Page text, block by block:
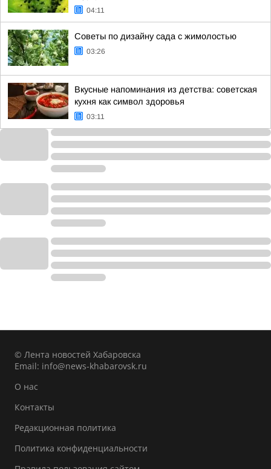
04:11
Советы по дизайну сада с жимолостью
03:26
Вкусные напоминания из детства: советская
кухня как символ здоровья
03:11
© Лента новостей Хабаровска
Email: info@news-khabarovsk.ru
О нас
Контакты
Редакционная политика
Политика конфиденциальности